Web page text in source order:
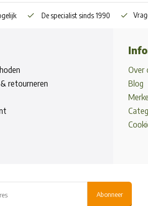
De specialist sinds 1990
retourneren
Over
Blog
Abonneer